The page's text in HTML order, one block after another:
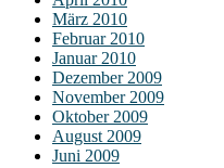
März 2010
Februar 2010
Januar 2010
Dezember 2009
November 2009
Oktober 2009
August 2009
Juni 2009